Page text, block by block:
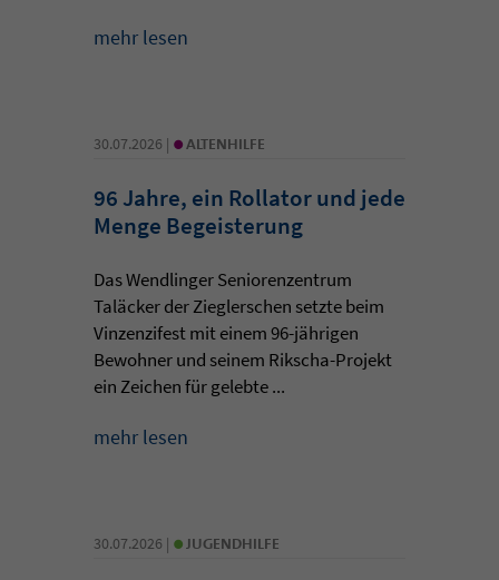
mehr lesen
30.07.2026 | • ALTENHILFE
96 Jahre, ein Rollator und jede
Menge Begeisterung
Das Wendlinger Seniorenzentrum
Taläcker der Zieglerschen setzte beim
Vinzenzifest mit einem 96-jährigen
Bewohner und seinem Rikscha-Projekt
ein Zeichen für gelebte ...
mehr lesen
30.07.2026 | • JUGENDHILFE